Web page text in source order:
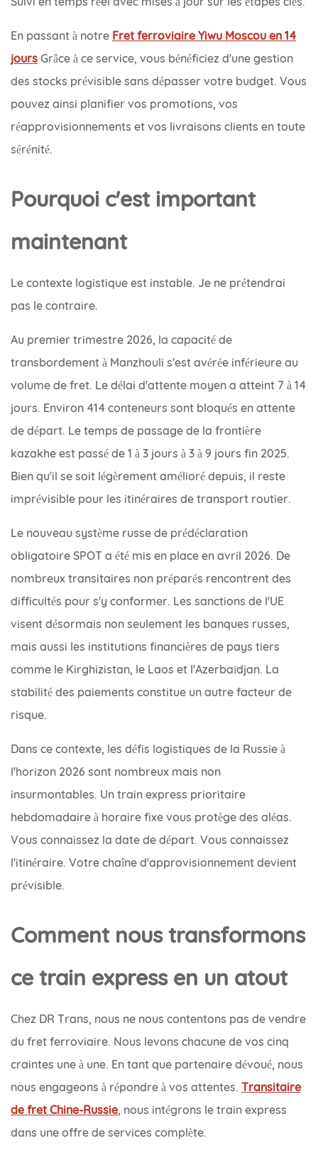
En passant à notre Fret ferroviaire Yiwu Moscou en 14
jours Grâce à ce service, vous bénéficiez d'une gestion
des stocks prévisible sans dépasser votre budget. Vous
pouvez ainsi planifier vos promotions, vos
réapprovisionnements et vos livraisons clients en toute
sérénité.
Pourquoi c'est important
maintenant
Le contexte logistique est instable. Je ne prétendrai
pas le contraire.
Au premier trimestre 2026, la capacité de
transbordement à Manzhouli s'est avérée inférieure au
volume de fret. Le délai d'attente moyen a atteint 7 à 14
jours. Environ 414 conteneurs sont bloqués en attente
de départ. Le temps de passage de la frontière
kazakhe est passé de 1 à 3 jours à 3 à 9 jours fin 2025.
Bien qu'il se soit légèrement amélioré depuis, il reste
imprévisible pour les itinéraires de transport routier.
Le nouveau système russe de prédéclaration
obligatoire SPOT a été mis en place en avril 2026. De
nombreux transitaires non préparés rencontrent des
difficultés pour s'y conformer. Les sanctions de l'UE
visent désormais non seulement les banques russes,
mais aussi les institutions financières de pays tiers
comme le Kirghizistan, le Laos et l'Azerbaïdjan. La
stabilité des paiements constitue un autre facteur de
risque.
Dans ce contexte, les défis logistiques de la Russie à
l'horizon 2026 sont nombreux mais non
insurmontables. Un train express prioritaire
hebdomadaire à horaire fixe vous protège des aléas.
Vous connaissez la date de départ. Vous connaissez
l'itinéraire. Votre chaîne d'approvisionnement devient
prévisible.
Comment nous transformons
ce train express en un atout
Chez DR Trans, nous ne nous contentons pas de vendre
du fret ferroviaire. Nous levons chacune de vos cinq
craintes une à une. En tant que partenaire dévoué, nous
nous engageons à répondre à vos attentes. Transitaire
de fret Chine-Russie, nous intégrons le train express
dans une offre de services complète.